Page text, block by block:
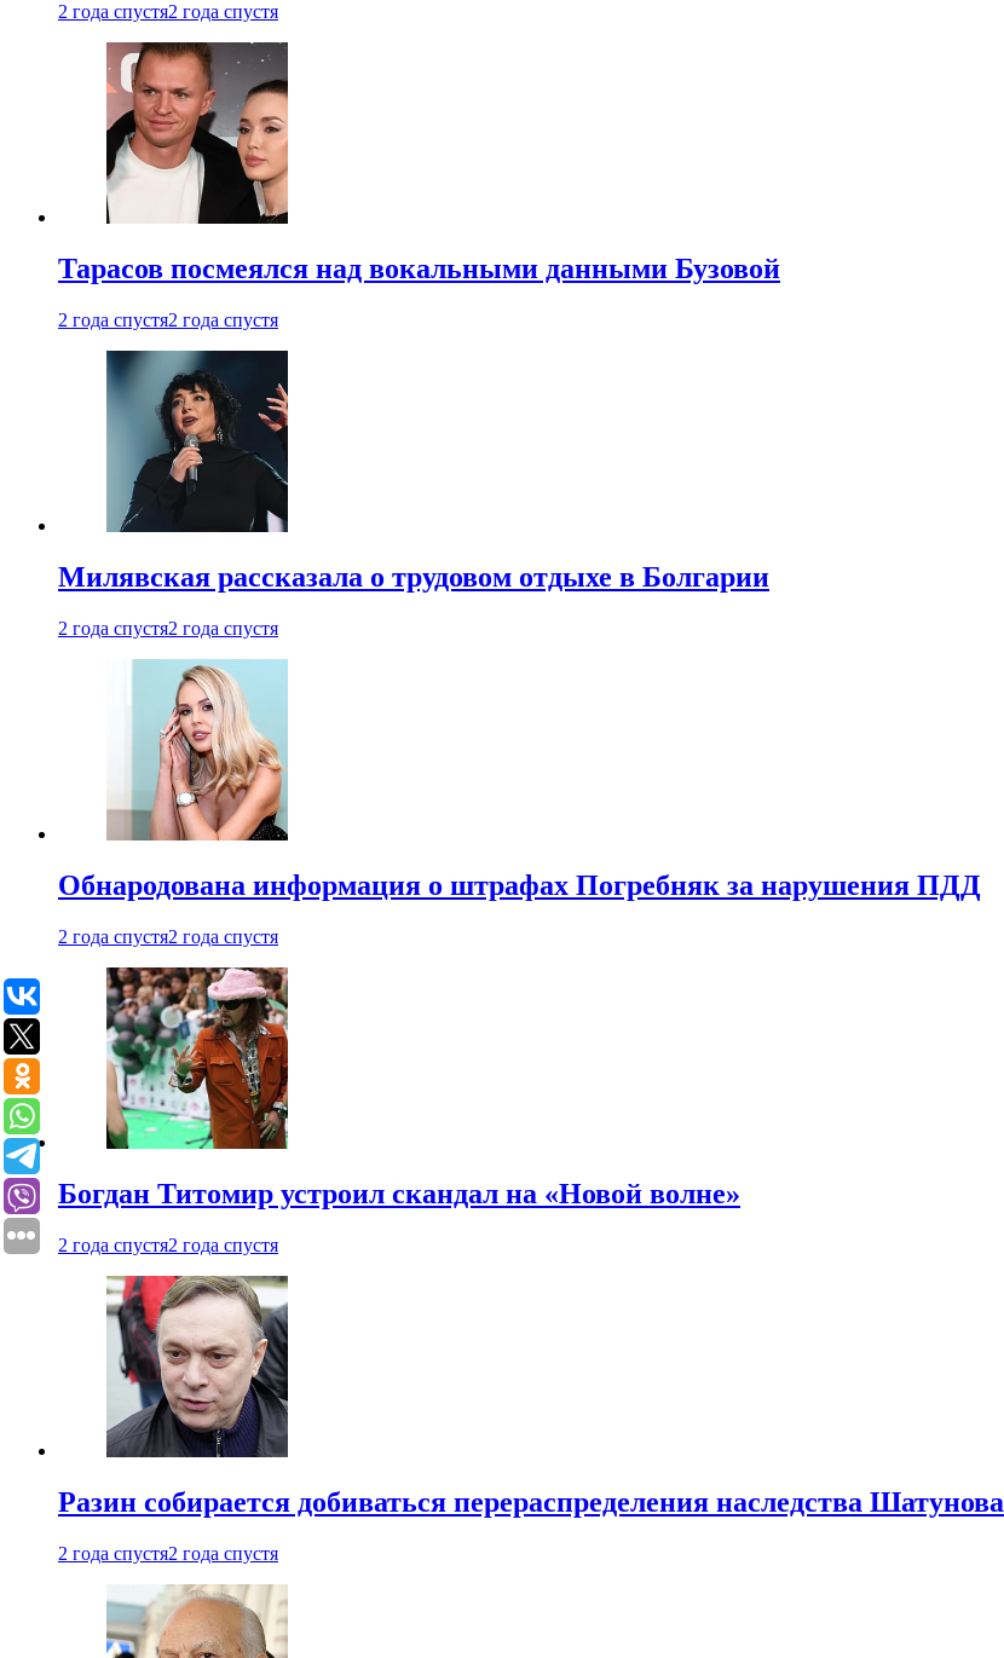
2 года спустя2 года спустя
Тарасов посмеялся над вокальными данными Бузовой
2 года спустя2 года спустя
Милявская рассказала о трудовом отдыхе в Болгарии
2 года спустя2 года спустя
Обнародована информация о штрафах Погребняк за нарушения ПДД
2 года спустя2 года спустя
Богдан Титомир устроил скандал на «Новой волне»
2 года спустя2 года спустя
Разин собирается добиваться перераспределения наследства Шатунова
2 года спустя2 года спустя